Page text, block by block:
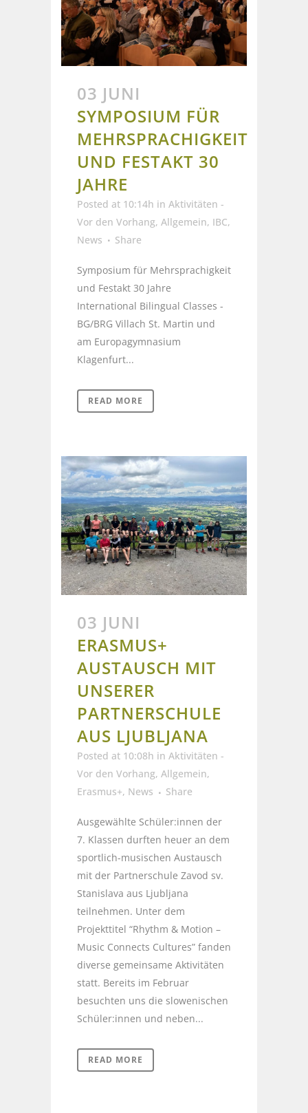
03 JUNI
SYMPOSIUM FÜR
MEHRSPRACHIGKEIT
UND FESTAKT 30
JAHRE
Posted at 10:14h in Aktivitäten -
Vor den Vorhang, Allgemein, IBC,
News
Share
Symposium für Mehrsprachigkeit
und Festakt 30 Jahre
International Bilingual Classes -
BG/BRG Villach St. Martin und
am Europagymnasium
Klagenfurt...
READ MORE
03 JUNI
ERASMUS+
AUSTAUSCH MIT
UNSERER
PARTNERSCHULE
AUS LJUBLJANA
Posted at 10:08h in Aktivitäten -
Vor den Vorhang, Allgemein,
Erasmus+, News Share
Ausgewählte Schüler:innen der
7. Klassen durften heuer an dem
sportlich-musischen Austausch
mit der Partnerschule Zavod sv.
Stanislava aus Ljubljana
teilnehmen. Unter dem
Projekttitel “Rhythm & Motion –
Music Connects Cultures” fanden
diverse gemeinsame Aktivitäten
statt. Bereits im Februar
besuchten uns die slowenischen
Schüler:innen und neben...
READ MORE